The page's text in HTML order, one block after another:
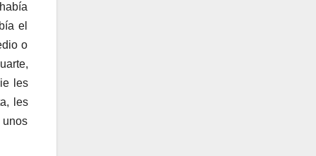
el
o
les
les